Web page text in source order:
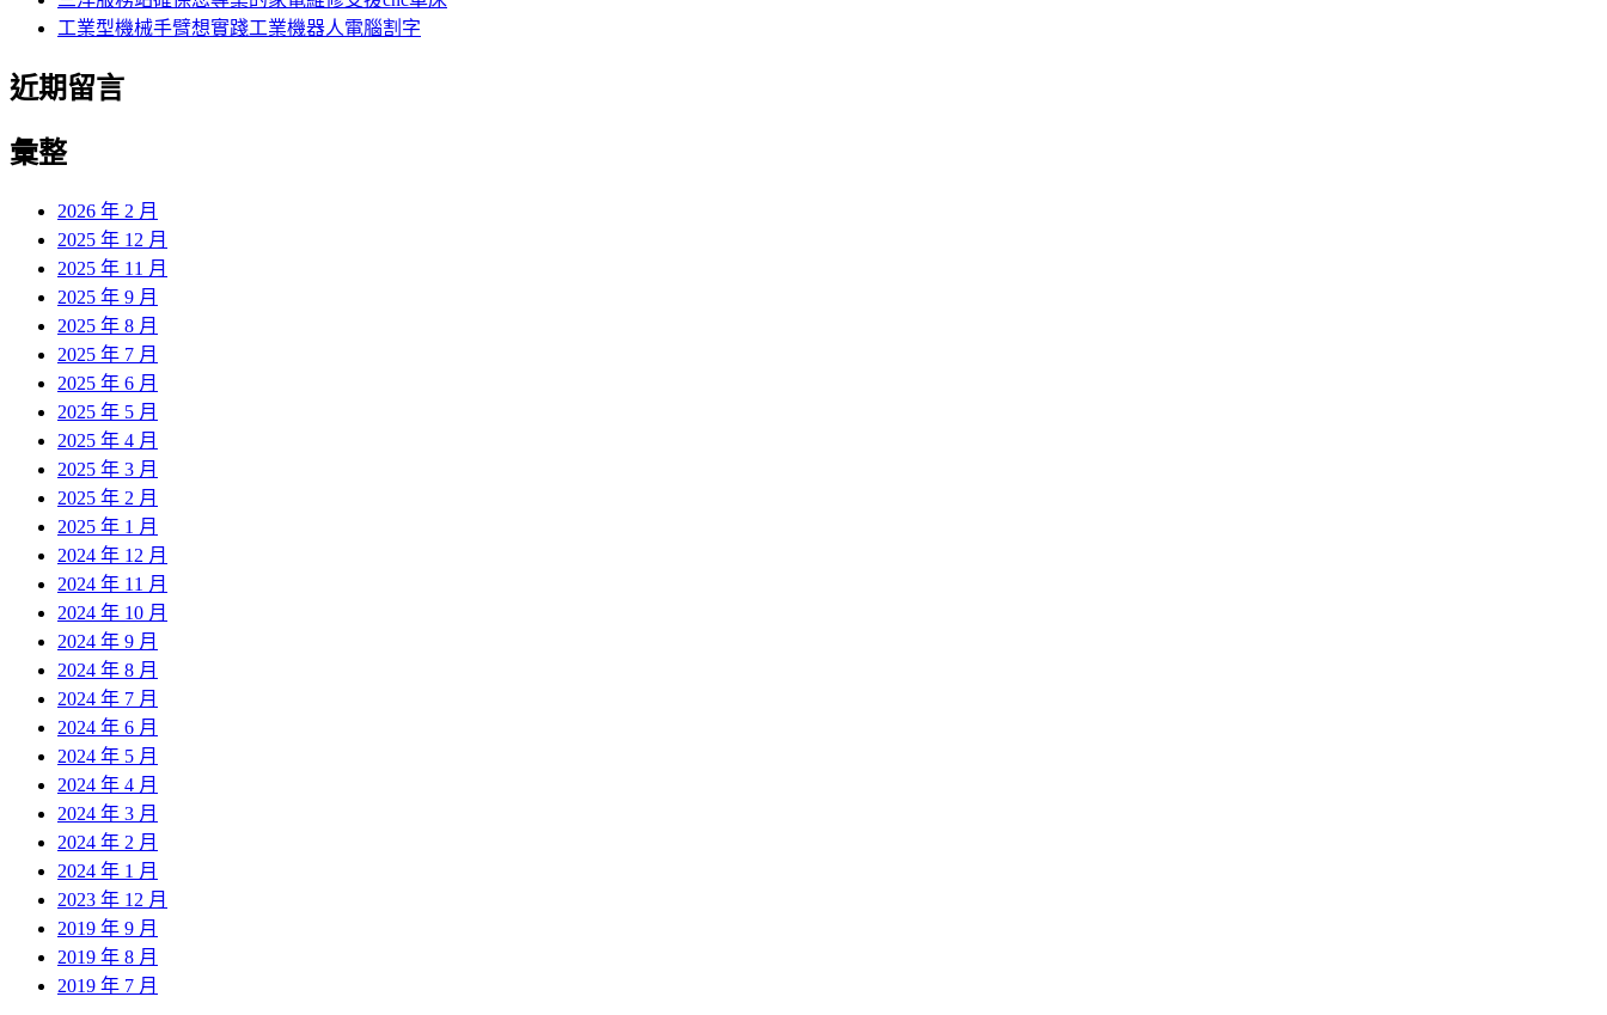
工業型機械手臂想實踐工業機器人電腦割字
近期留言
彙整
2026 年 2 月
2025 年 12 月
2025 年 11 月
2025 年 9 月
2025 年 8 月
2025 年 7 月
2025 年 6 月
2025 年 5 月
2025 年 4 月
2025 年 3 月
2025 年 2 月
2025 年 1 月
2024 年 12 月
2024 年 11 月
2024 年 10 月
2024 年 9 月
2024 年 8 月
2024 年 7 月
2024 年 6 月
2024 年 5 月
2024 年 4 月
2024 年 3 月
2024 年 2 月
2024 年 1 月
2023 年 12 月
2019 年 9 月
2019 年 8 月
2019 年 7 月